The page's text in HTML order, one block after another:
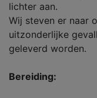
lichter aan.
Wij steven er naar
uitzonderlijke
geleverd worden.
Bereiding: